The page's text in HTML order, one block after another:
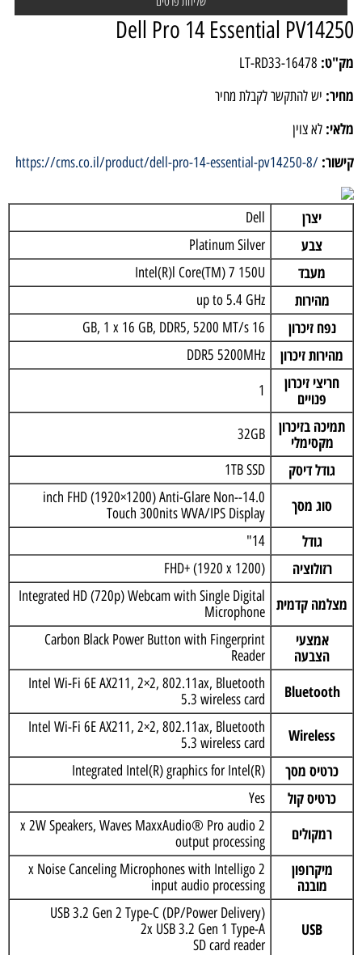
Dell Pro 14 Essential PV14250
מק"ט: LT-RD33-16478
מחיר: יש להתקשר לקבלת מחיר
מלאי: לא צוין
קישור: https://cms.co.il/product/dell-pro-14-essential-pv14250-8/
יצרן Dell
צבע Platinum Silver
מעבד Intel(R)l Core(TM) 7 150U
מהירות up to 5.4 GHz
נפח זיכרון 16 GB, 1 x 16 GB, DDR5, 5200 MT/s
מהירות זיכרון DDR5 5200MHz
חריצי זיכרון
פנויים
1
תמיכה בזיכרון
מקסימלי
32GB
גודל דיסק 1TB SSD
סוג מסך
14.0-inch FHD (1920×1200) Anti-Glare Non-
Touch 300nits WVA/IPS Display
גודל 14"
רזולוציה FHD+ (1920 x 1200)
מצלמה קדמית
Integrated HD (720p) Webcam with Single Digital
Microphone
אמצעי
הצבעה
Carbon Black Power Button with Fingerprint
Reader
Bluetooth
Intel Wi-Fi 6E AX211, 2×2, 802.11ax, Bluetooth
5.3 wireless card
Wireless
Intel Wi-Fi 6E AX211, 2×2, 802.11ax, Bluetooth
5.3 wireless card
כרטיס מסך Integrated Intel(R) graphics for Intel(R)
כרטיס קול Yes
רמקולים
2 x 2W Speakers, Waves MaxxAudio® Pro audio
output processing
מיקרופון
מובנה
2 x Noise Canceling Microphones with Intelligo
input audio processing
USB
USB 3.2 Gen 2 Type-C (DP/Power Delivery)
2x USB 3.2 Gen 1 Type-A
SD card reader